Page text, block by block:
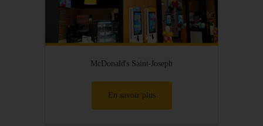
McDonald's Saint-Joseph
En savoir plus